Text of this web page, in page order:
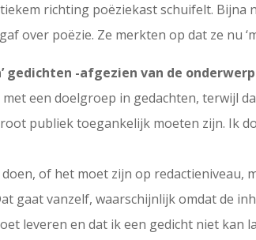
richting poëziekast schuifelt. Bijna
over poëzie. Ze merkten op dat ze nu
gedichten -afgezien van de
een doelgroep in gedachten, terwijl
publiek toegankelijk moeten zijn. Ik
of het moet zijn op
gaat vanzelf, waarschijnlijk omdat de
leveren en dat ik een gedicht niet kan